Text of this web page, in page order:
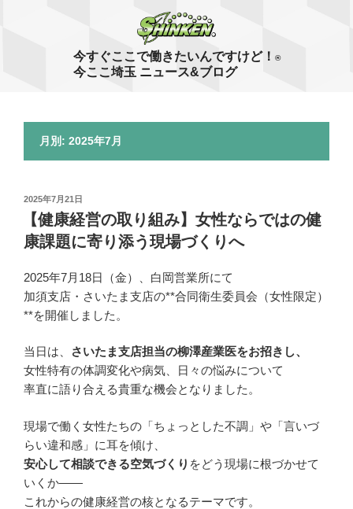
今すぐここで働きたいんですけど！ ®
今ここ埼玉 ニュース&ブログ
月別: 2025年7月
投
稿
日:
2025年7月21日
【健康経営の取り組み】女性ならではの健
康課題に寄り添う現場づくりへ
2025年7月18日（金）、白岡営業所にて
加須支店・さいたま支店の**合同衛生委員会（女性限定）
**を開催しました。
当日は、
さいたま支店担当の柳澤産業医をお招きし、
女性特有の体調変化や病気、日々の悩みについて
率直に語り合える貴重な機会となりました。
現場で働く女性たちの「ちょっとした不調」や「言いづ
らい違和感」に耳を傾け、
安心して相談できる空気づくり をどう現場に根づかせて
いくか――
これからの健康経営の核となるテーマです。